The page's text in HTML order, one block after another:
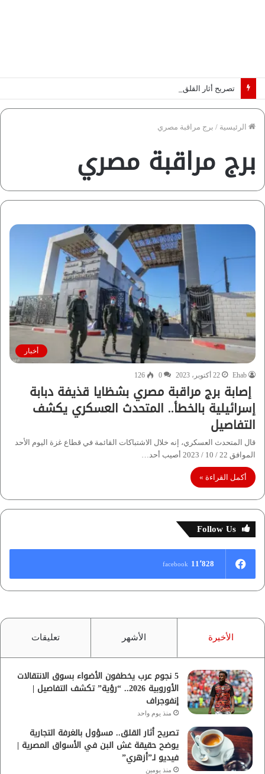
الرئيسية / برج مراقبة مصري
برج مراقبة مصري
أخبار
Ehab 22 أكتوبر، 2023 0
126
إصابة برج مراقبة مصري بشظايا قذيفة دبابة
إسرائيلية بالخطأ.. المتحدث العسكري يكشف
التفاصيل
قال المتحدث العسكري، إنه خلال الاشتباكات القائمة في قطاع غزة اليوم الأحد
الموافق 22 / 10 / 2023 أصيب أحد…
أكمل القراءة »
Follow Us
11٬828 facebook
الأخيرة الأشهر تعليقات
5 نجوم عرب يخطفون الأضواء بسوق الانتقالات
الأوروبية 2026.. “رؤية” تكشف التفاصيل |
إنفوجراف
منذ يوم واحد
تصريح أثار القلق.. مسؤول بالغرفة التجارية
يوضح حقيقة غش البن في الأسواق المصرية |
فيديو لـ”أزهري”
منذ يومين